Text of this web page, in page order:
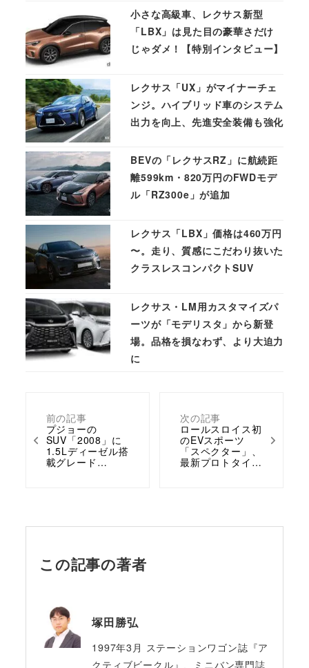
前の記事
プジョーの
SUV「2008」に
1.5Lディーゼル搭
載グレード…
次の記事
ロールスロイス初
のEVスポーツ
「スペクター」、
最新プロトタイ…
小さな高級車、レクサス新型
「LBX」は見た目の豪華さだけ
じゃダメ！【特別インタビュー】
レクサス「UX」がマイナーチェ
ンジ。ハイブリッド車のシステム
出力を向上、先進安全装備も強化
BEVの「レクサスRZ」に航続距
離599km・820万円のFWDモデ
ル「RZ300e」が追加
レクサス「LBX」価格は460万円
〜。走り、質感にこだわり抜いた
クラスレスコンパクトSUV
レクサス・LM用カスタマイズパ
ーツが「モデリスタ」から新登
場。品格を損なわず、より大迫力
に
この記事の著者
塚田勝弘
1997年3月 ステーションワゴン誌『ア
クティブビークル』、ミニバン専門誌